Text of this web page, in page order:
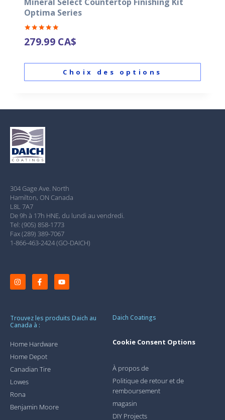
Mineral Select Countertop Finishing Kit
Optima Series
Note
5.00
279.99 CA$
Choix des options
304 Gage Ave. North
Hamilton, ON Canada
L8L 7A7
De 9h à 17h HNE, du lundi au vendredi.
Tel: (905) 858-1773
Fax (289) 389-7067
1-866-463-2424 (GO-DAICH)
Trouvez les produits Daich au
Canada à :
Home Hardware
Home Depot
Canadian Tire
Lowes
Rona
Benjamin Moore
Daich Coatings
Cookie Consent Options
À propos de
Politique de retour et de
remboursement
magasin
DIY Projects